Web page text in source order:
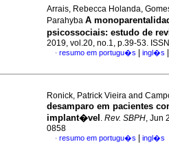
Arrais, Rebecca Holanda,
Parahyba A
psicossociais: estudo de
2019, vol.20, no.1, p.39-53.
· resumo em portugu�s ingl�s
Ronick, Patrick Vieira and
desamparo em pacientes
implant�vel . Rev. SBPH, Jun
0858
· resumo em portugu�s ingl�s